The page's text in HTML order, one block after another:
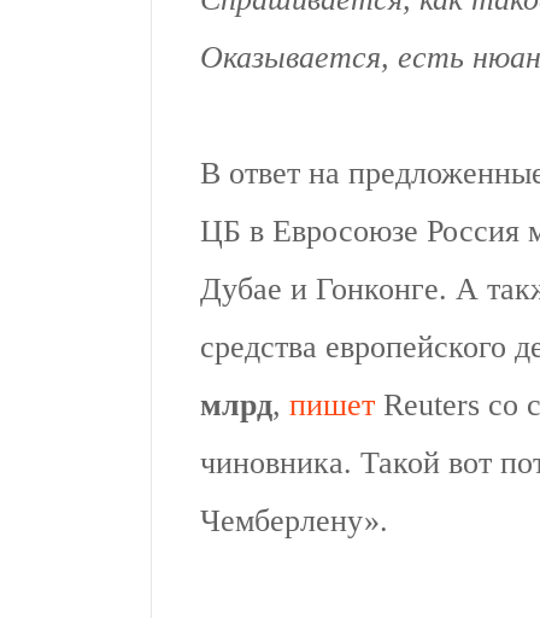
Оказывается, есть
В ответ на
ЦБ в Евросоюзе Россия
Дубае и Гонконге. А
средства европейского
млрд, пишет Reuters со
чиновника. Такой вот
Чемберлену».